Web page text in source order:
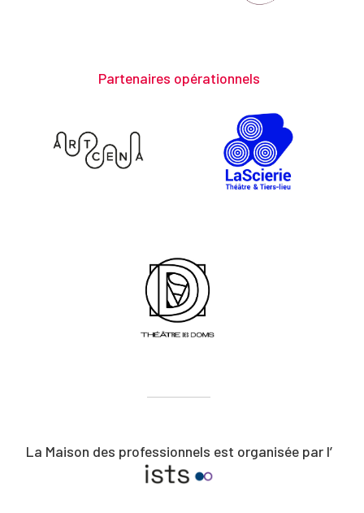
Partenaires opérationnels
La Maison des professionnels est organisée par l’